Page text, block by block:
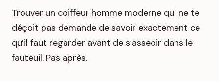
Trouver un coiffeur homme moderne qui ne te
déçoit pas demande de savoir exactement ce
qu’il faut regarder avant de s’asseoir dans le
fauteuil. Pas après.